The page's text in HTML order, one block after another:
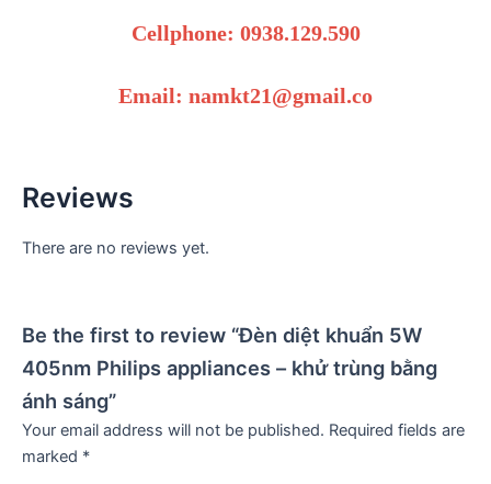
Cellphone: 0938.129.590
Email: namkt21@gmail.co
Reviews
There are no reviews yet.
Be the first to review “Đèn diệt khuẩn 5W
405nm Philips appliances – khử trùng bằng
ánh sáng”
Your email address will not be published. Required fields are
marked *